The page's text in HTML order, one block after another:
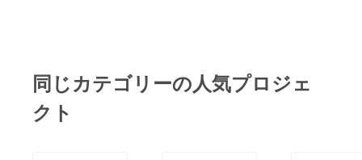
同じカテゴリーの人気プロジェ
クト